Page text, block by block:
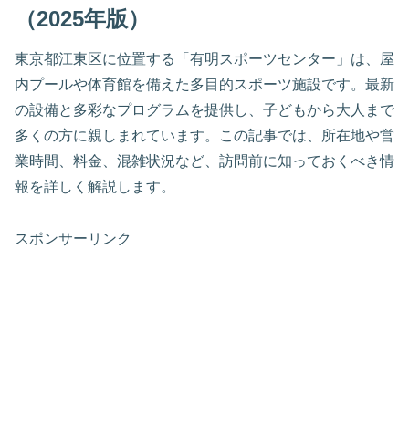
（2025年版）
東京都江東区に位置する「有明スポーツセンター」は、屋
内プールや体育館を備えた多目的スポーツ施設です。最新
の設備と多彩なプログラムを提供し、子どもから大人まで
多くの方に親しまれています。この記事では、所在地や営
業時間、料金、混雑状況など、訪問前に知っておくべき情
報を詳しく解説します。
スポンサーリンク